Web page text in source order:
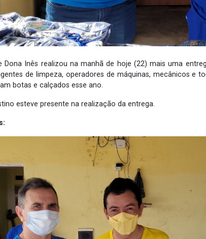
Dona Inês realizou na manhã de hoje (22) mais uma
de limpeza, operadores de máquinas, mecânicos e
botas e calçados esse ano.
esteve presente na realização da entrega.